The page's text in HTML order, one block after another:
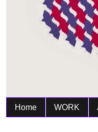
Home WORK